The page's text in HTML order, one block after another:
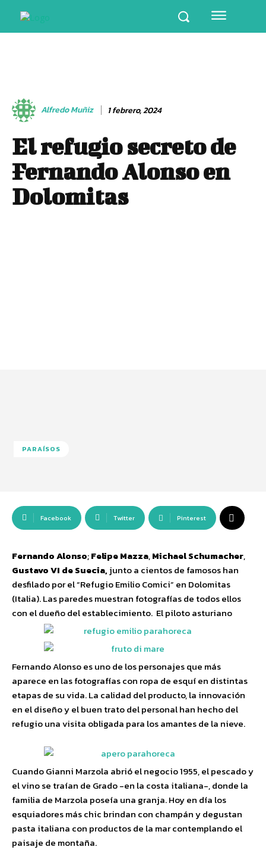
Alfredo Muñiz 1 febrero, 2024
El refugio secreto de
Fernando Alonso en
Dolomitas
PARAÍSOS
Facebook Twitter Pinterest
Fernando Alonso;Felipe Mazza,Michael Schumacher,
Gustavo VI de Suecia,junto a cientos de famosos han
desfilado por el “Refugio Emilio Comici” en Dolomitas
(Italia). Las paredes muestran fotografías de todos ellos
con el dueño del establecimiento. El piloto asturiano
Fernando Alonso es uno de los personajes que más
aparece en las fotografías con ropa de esquí en distintas
etapas de su vida. La calidad del producto, la innovación
en el diseño y el buen trato del personal han hecho del
refugio una visita obligada para los amantes de la nieve.
Cuando Gianni Marzola abrió el negocio 1955, el pescado y
el vino se traían de Grado -en la costa italiana-, donde la
familia de Marzola poseía una granja. Hoy en día los
esquiadores más chic brindan con champán y degustan
pasta italiana con productos de la mar contemplando el
paisaje de montaña.